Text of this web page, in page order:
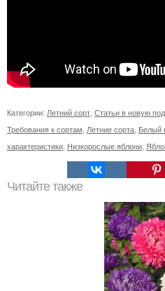
Категории: Летний сорт Статьи в новую
Требования к сортам Летние сорта Белый
характеристики Низкорослые яблони
Читайте также